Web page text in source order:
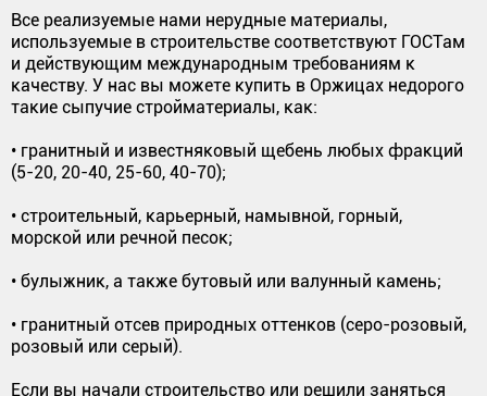
Все реализуемые нами нерудные материалы,
используемые в строительстве соответствуют ГОСТам
и действующим международным требованиям к
качеству. У нас вы можете купить в Оржицах недорого
такие сыпучие стройматериалы, как:
• гранитный и известняковый щебень любых фракций
(5-20, 20-40, 25-60, 40-70);
• строительный, карьерный, намывной, горный,
морской или речной песок;
• булыжник, а также бутовый или валунный камень;
• гранитный отсев природных оттенков (серо-розовый,
розовый или серый).
Если вы начали строительство или решили заняться